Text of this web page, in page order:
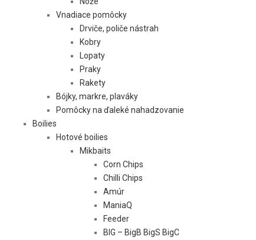
Vnadiace pomôcky
Drviče, poliče nástrah
Kobry
Lopaty
Praky
Rakety
Bójky, markre, plaváky
Pomôcky na ďaleké nahadzovanie
Boilies
Hotové boilies
Mikbaits
Corn Chips
Chilli Chips
Amúr
ManiaQ
Feeder
BIG – BigB BigS BigC